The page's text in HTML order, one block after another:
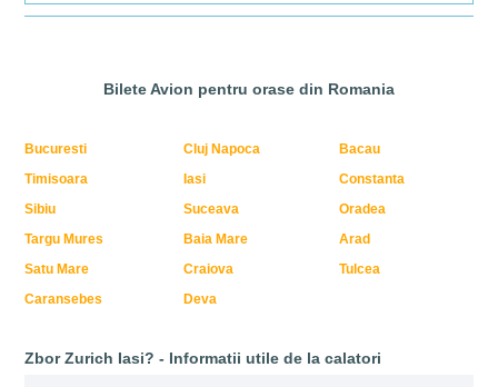
Bilete Avion pentru orase din Romania
Bucuresti Cluj Napoca
Bacau
Timisoara
Iasi
Constanta
Sibiu
Suceava
Oradea
Targu Mures
Baia Mare
Arad
Satu Mare
Craiova
Tulcea
Caransebes
Deva
Zbor Zurich Iasi? - Informatii utile de la calatori